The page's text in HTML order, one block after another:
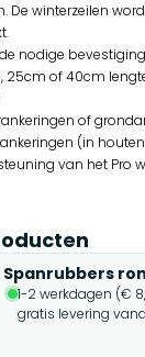
De winterzeilen
nodige
25cm of 40cm
of
(in
van het Pro
Spanrubbers
1-2 werkdagen (€
gratis levering